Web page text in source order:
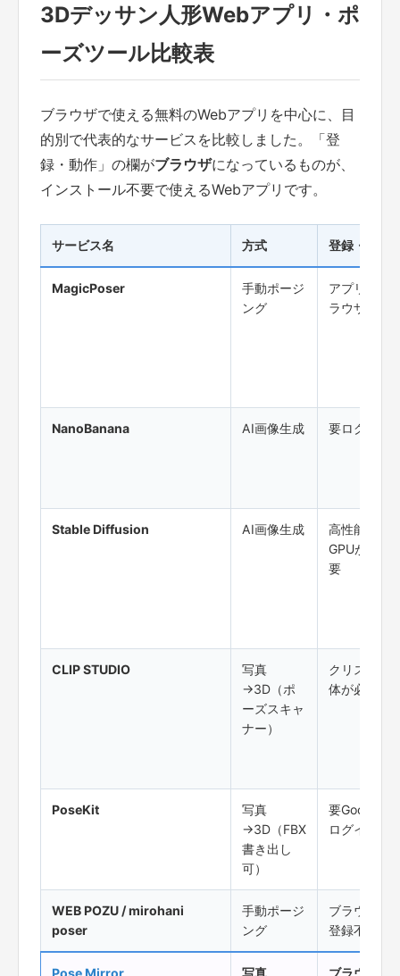
3Dデッサン人形Webアプリ・ポ
ーズツール比較表
ブラウザで使える無料のWebアプリを中心に、目
的別で代表的なサービスを比較しました。「登
録・動作」の欄がブラウザになっているものが、
インストール不要で使えるWebアプリです。
サービス名 方式 登録・動作
MagicPoser
手動ポージ
ング
アプリ／ブ
ラウザ
NanoBanana AI画像生成 要ログイン
Stable Diffusion AI画像生成
高性能
GPUが必
要
CLIP STUDIO
写真
→3D（ポ
ーズスキャ
ナー）
クリスタ本
体が必要
PoseKit
写真
→3D（FBX
書き出し
可）
要Google
ログイン
WEB POZU / mirohani
poser
手動ポージ
ング
ブラウザ・
登録不要